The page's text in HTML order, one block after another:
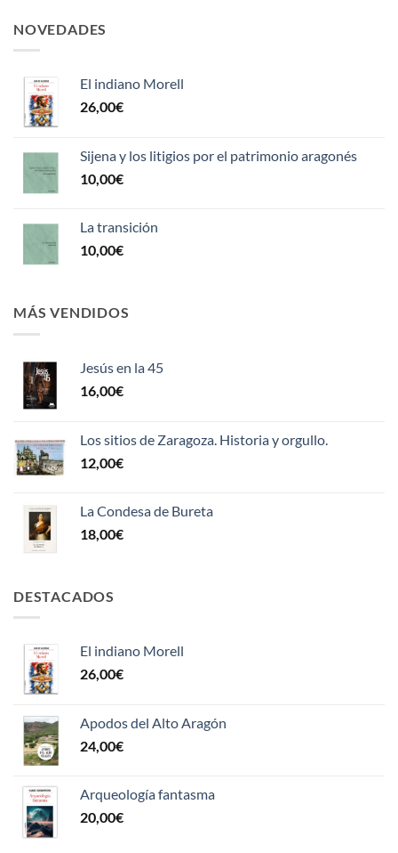
NOVEDADES
El indiano Morell
26,00€
Sijena y los litigios por el patrimonio aragonés
10,00€
La transición
10,00€
MÁS VENDIDOS
Jesús en la 45
16,00€
Los sitios de Zaragoza. Historia y orgullo.
12,00€
La Condesa de Bureta
18,00€
DESTACADOS
El indiano Morell
26,00€
Apodos del Alto Aragón
24,00€
Arqueología fantasma
20,00€